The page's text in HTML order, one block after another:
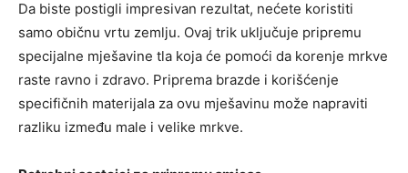
Da biste postigli impresivan rezultat, nećete koristiti
samo običnu vrtu zemlju. Ovaj trik uključuje pripremu
specijalne mješavine tla koja će pomoći da korenje mrkve
raste ravno i zdravo. Priprema brazde i korišćenje
specifičnih materijala za ovu mješavinu može napraviti
razliku između male i velike mrkve.